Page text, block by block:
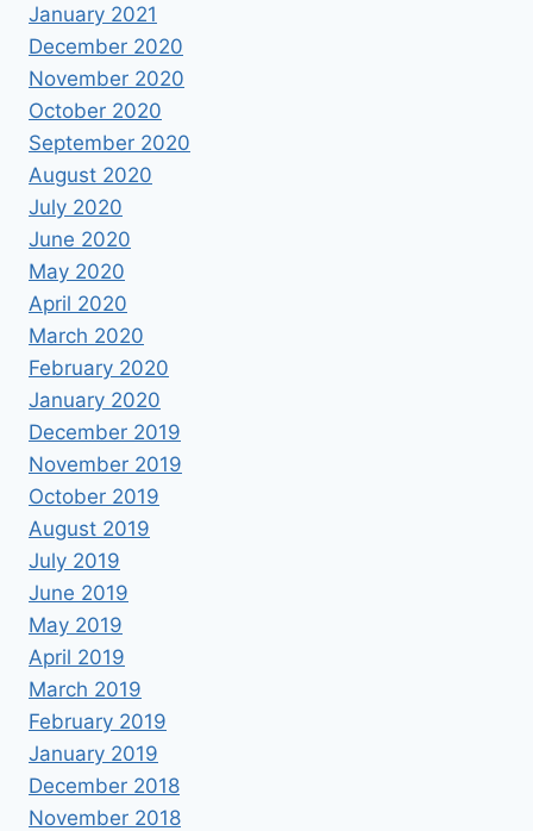
January 2021
December 2020
November 2020
October 2020
September 2020
August 2020
July 2020
June 2020
May 2020
April 2020
March 2020
February 2020
January 2020
December 2019
November 2019
October 2019
August 2019
July 2019
June 2019
May 2019
April 2019
March 2019
February 2019
January 2019
December 2018
November 2018